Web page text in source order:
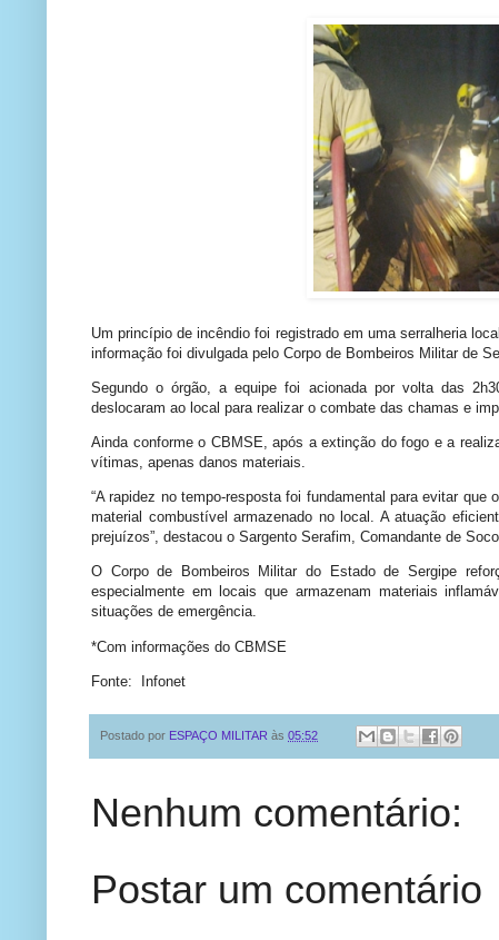
Um princípio de incêndio foi registrado em uma serralheria
informação foi divulgada pelo Corpo de Bombeiros Militar de
Segundo o órgão, a equipe foi acionada por volta das
deslocaram ao local para realizar o combate das chamas e
Ainda conforme o CBMSE, após a extinção do fogo e a
vítimas, apenas danos materiais.
“A rapidez no tempo-resposta foi fundamental para evitar
material combustível armazenado no local. A atuação
prejuízos”, destacou o Sargento Serafim, Comandante de
O Corpo de Bombeiros Militar do Estado de Sergipe
especialmente em locais que armazenam materiais
situações de emergência.
*Com informações do CBMSE
Fonte: Infonet
Postado por ESPAÇO MILITAR às 05:52
Nenhum comentário:
Postar um comentário